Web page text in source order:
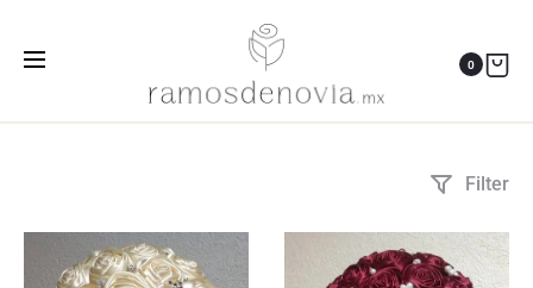
0
ramo de novia en bouquet
Productos etiquetados “ramo de novia en bouquet”
Filter